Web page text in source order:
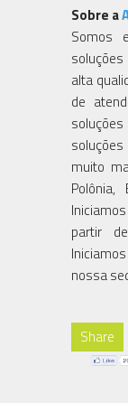
Sobre a
Somos
alta
de
muito
Polônia,
partir
nossa
Share